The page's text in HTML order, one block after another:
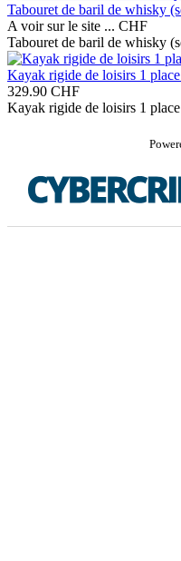
Tabouret de baril de whisky
A voir sur le site ... CHF
Tabouret de baril de whisky
Kayak rigide de loisirs 1
329.90 CHF
Kayak rigide de loisirs 1